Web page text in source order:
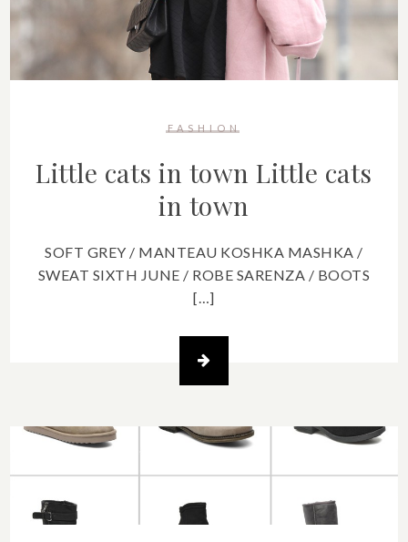
FASHION
Little cats in townLittle cats
in town
SOFT GREY / MANTEAU KOSHKA MASHKA /
SWEAT SIXTH JUNE / ROBE SARENZA / BOOTS
[…]